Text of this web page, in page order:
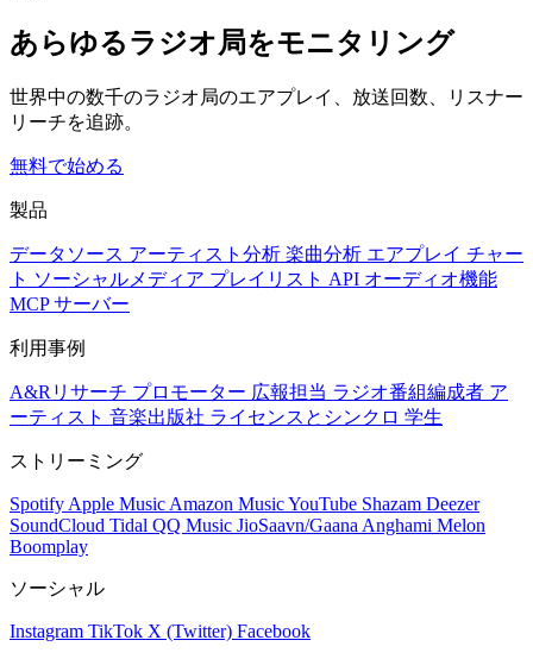
あらゆるラジオ局をモニタリング
世界中の数千のラジオ局のエアプレイ、放送回数、リスナー
リーチを追跡。
無料で始める
製品
データソース アーティスト分析 楽曲分析 エアプレイ チャー
ト ソーシャルメディア プレイリスト API オーディオ機能
MCP サーバー
利用事例
A&Rリサーチ プロモーター 広報担当 ラジオ番組編成者 ア
ーティスト 音楽出版社 ライセンスとシンクロ 学生
ストリーミング
Spotify Apple Music Amazon MusicYouTube Shazam Deezer
SoundCloud Tidal QQ Music JioSaavn/Gaana Anghami Melon
Boomplay
ソーシャル
Instagram TikTok X (Twitter) Facebook